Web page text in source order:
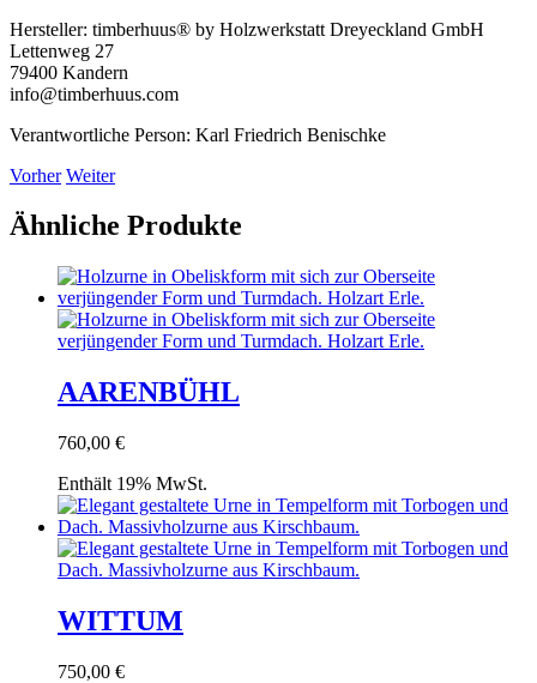
Hersteller: timberhuus® by Holzwerkstatt Dreyeckland GmbH
Lettenweg 27
79400 Kandern
info@timberhuus.com
Verantwortliche Person: Karl Friedrich Benischke
Vorher Weiter
Ähnliche Produkte
AARENBÜHL
760,00 €
Enthält 19% MwSt.
WITTUM
750,00 €